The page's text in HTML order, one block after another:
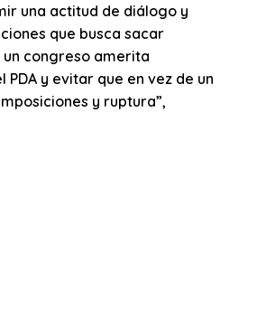
una actitud de diálogo y
que busca sacar
congreso amerita
y evitar que en vez de un
y ruptura”,